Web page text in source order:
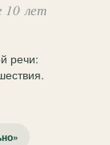
10 лет
речи: